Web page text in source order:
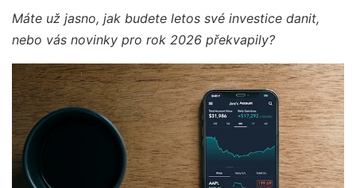
Máte už jasno, jak budete letos své investice danit,
nebo vás novinky pro rok 2026 překvapily?